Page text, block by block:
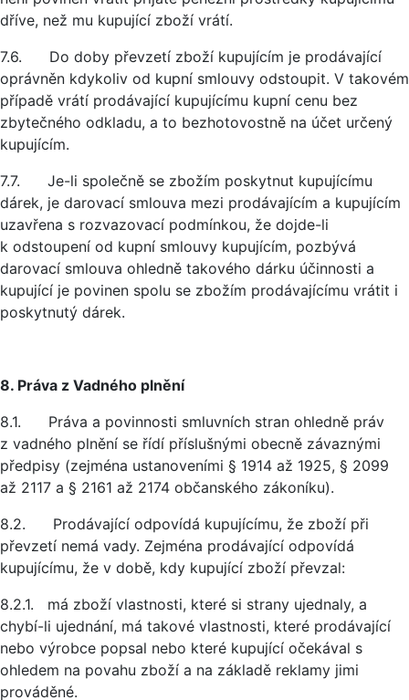
dříve, než mu kupující zboží vrátí.
7.6. Do doby převzetí zboží kupujícím je prodávající
oprávněn kdykoliv od kupní smlouvy odstoupit. V takovém
případě vrátí prodávající kupujícímu kupní cenu bez
zbytečného odkladu, a to bezhotovostně na účet určený
kupujícím.
7.7. Je-li společně se zbožím poskytnut kupujícímu
dárek, je darovací smlouva mezi prodávajícím a kupujícím
uzavřena s rozvazovací podmínkou, že dojde-li
k odstoupení od kupní smlouvy kupujícím, pozbývá
darovací smlouva ohledně takového dárku účinnosti a
kupující je povinen spolu se zbožím prodávajícímu vrátit i
poskytnutý dárek.
8. Práva z Vadného plnění
8.1. Práva a povinnosti smluvních stran ohledně práv
z vadného plnění se řídí příslušnými obecně závaznými
předpisy (zejména ustanoveními § 1914 až 1925, § 2099
až 2117 a § 2161 až 2174 občanského zákoníku).
8.2. Prodávající odpovídá kupujícímu, že zboží při
převzetí nemá vady. Zejména prodávající odpovídá
kupujícímu, že v době, kdy kupující zboží převzal:
8.2.1. má zboží vlastnosti, které si strany ujednaly, a
chybí-li ujednání, má takové vlastnosti, které prodávající
nebo výrobce popsal nebo které kupující očekával s
ohledem na povahu zboží a na základě reklamy jimi
prováděné.